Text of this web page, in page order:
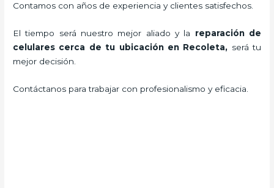
Contamos con años de experiencia y clientes satisfechos.
El tiempo será nuestro mejor aliado y la reparación de
celulares cerca de tu ubicación en Recoleta, será tu
mejor decisión.
Contáctanos para trabajar con profesionalismo y eficacia.